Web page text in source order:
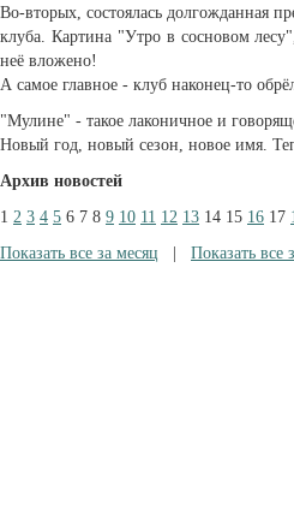
Во-вторых, состоялась долгожданная
клуба. Картина "Утро в сосновом
неё вложено!
А самое главное - клуб наконец-то
"Мулине" - такое лаконичное и
Новый год, новый сезон, новое имя.
Архив новостей
1 2 3 4 5 6 7 8 9 10 11 12 13 14 15 16 17
Показать все за месяц
Показать все